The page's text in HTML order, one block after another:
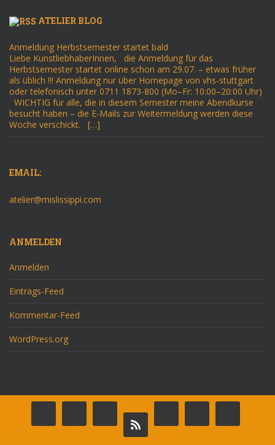
ATELIER BLOG
Anmeldung Herbstsemester startet bald
Liebe KunstliebhaberInnen, die Anmeldung für das
Herbstsemester startet online schon am 29.07. – etwas früher
als üblich !!! Anmeldung nur über Homepage von vhs-stuttgart
oder telefonisch unter 0711 1873-800 (Mo–Fr: 10:00–20:00 Uhr)
WICHTIG für alle, die in diesem Semester meine Abendkurse
besucht haben – die E-Mails zur Weitermeldung werden diese
Woche verschickt. […]
EMAIL:
atelier@mislissippi.com
ANMELDEN
Anmelden
Eintrags-Feed
Kommentar-Feed
WordPress.org